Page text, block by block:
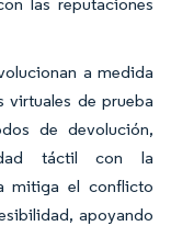
a medida
virtuales de prueba
de devolución,
táctil con la
mitiga el conflicto
apoyando